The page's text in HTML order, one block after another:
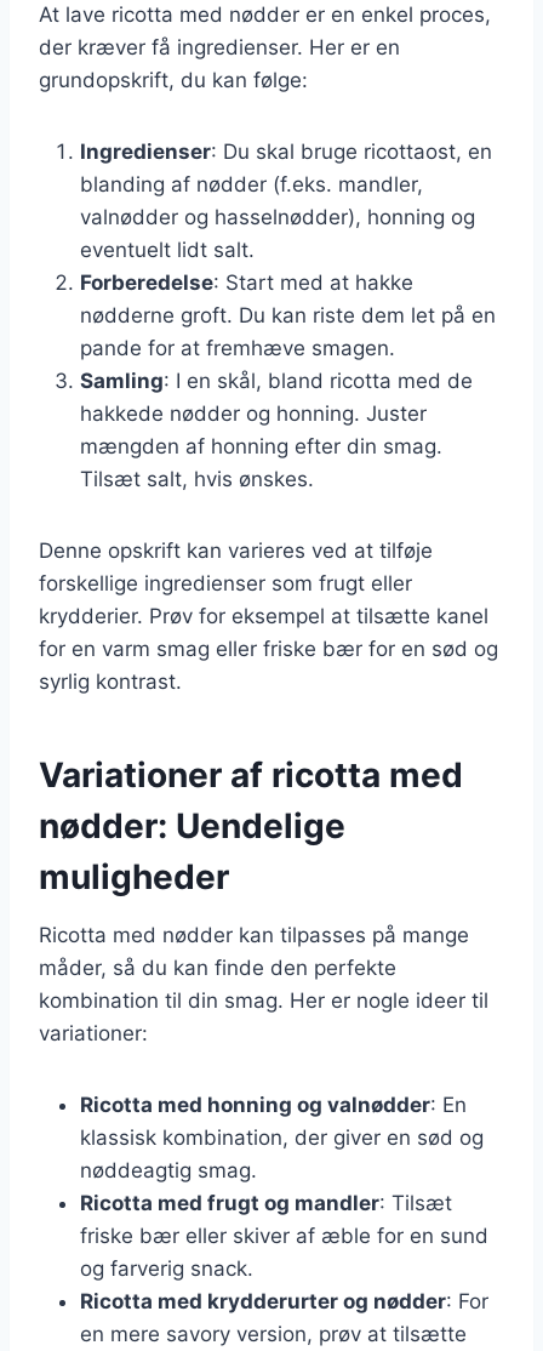
At lave ricotta med nødder er en enkel proces,
der kræver få ingredienser. Her er en
grundopskrift, du kan følge:
Ingredienser: Du skal bruge ricottaost, en
blanding af nødder (f.eks. mandler,
valnødder og hasselnødder), honning og
eventuelt lidt salt.
Forberedelse: Start med at hakke
nødderne groft. Du kan riste dem let på en
pande for at fremhæve smagen.
Samling: I en skål, bland ricotta med de
hakkede nødder og honning. Juster
mængden af honning efter din smag.
Tilsæt salt, hvis ønskes.
Denne opskrift kan varieres ved at tilføje
forskellige ingredienser som frugt eller
krydderier. Prøv for eksempel at tilsætte kanel
for en varm smag eller friske bær for en sød og
syrlig kontrast.
Variationer af ricotta med
nødder: Uendelige
muligheder
Ricotta med nødder kan tilpasses på mange
måder, så du kan finde den perfekte
kombination til din smag. Her er nogle ideer til
variationer:
Ricotta med honning og valnødder: En
klassisk kombination, der giver en sød og
nøddeagtig smag.
Ricotta med frugt og mandler: Tilsæt
friske bær eller skiver af æble for en sund
og farverig snack.
Ricotta med krydderurter og nødder: For
en mere savory version, prøv at tilsætte